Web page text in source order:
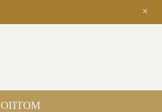
×
ОПТОМ